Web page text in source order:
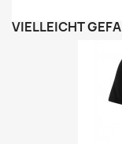
VIELLEICHT